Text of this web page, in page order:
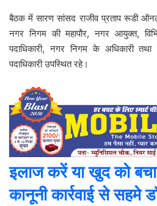
बैठक में सारण सांसद राजीव प्रताप रूडी
नगर निगम की महापौर, नगर आयुक्त,
पदाधिकारी, नगर निगम के अधिकारी तथा
पदाधिकारी उपस्थित रहे।
इलाज करें या खुद को
कानूनी कार्रवाई से सहमे